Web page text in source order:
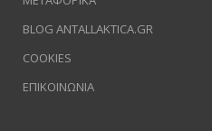
BLOG ANTALLAKTICA.GR
COOKIES
ΕΠΙΚΟΙΝΩΝΙΑ